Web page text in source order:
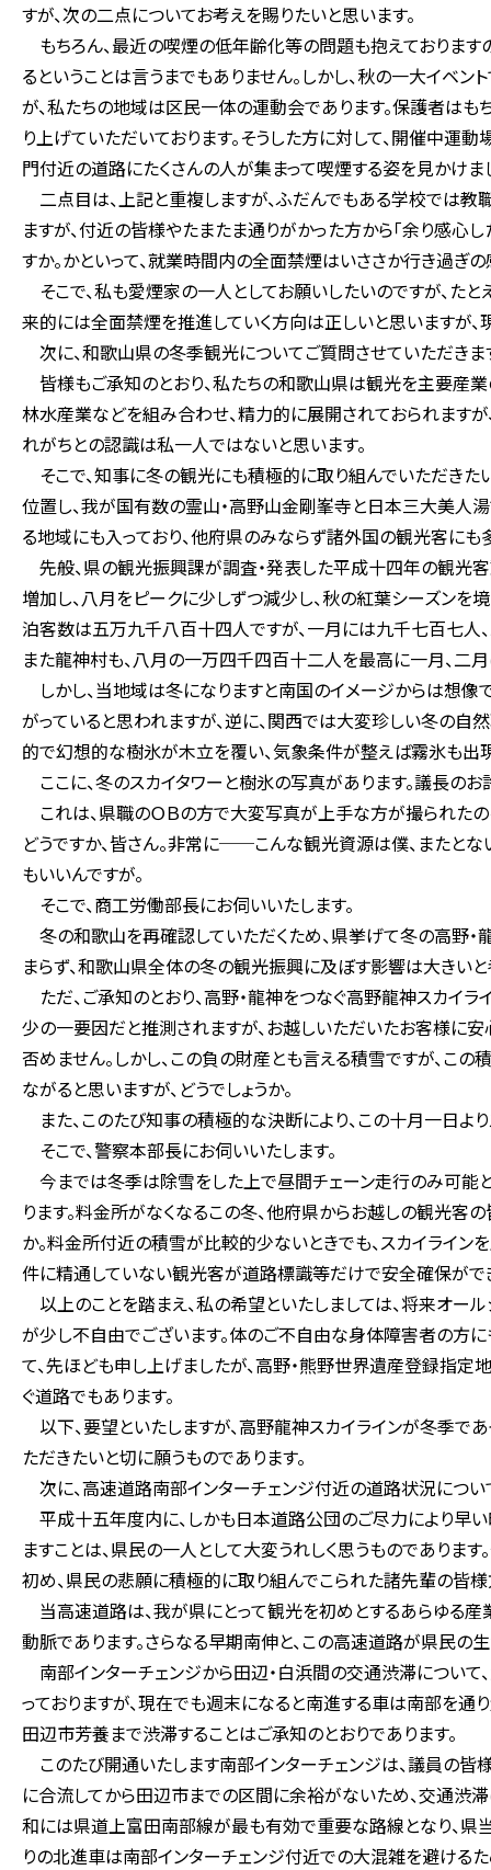
すが、次の二点についてお考えを賜りたいと思います。
もちろん、最近の喫煙の低年齢化等の問題も抱えておりま
るということは言うまでもありません。しかし、秋の一大イベ
が、私たちの地域は区民一体の運動会であります。保護者は
り上げていただいております。そうした方に対して、開催中運
門付近の道路にたくさんの人が集まって喫煙する姿を見かけま
二点目は、上記と重複しますが、ふだんでもある学校では
ますが、付近の皆様やたまたま通りがかった方から「余り感心
すか。かといって、就業時間内の全面禁煙はいささか行き過ぎ
そこで、私も愛煙家の一人としてお願いしたいのですが、た
来的には全面禁煙を推進していく方向は正しいと思いますが、
次に、和歌山県の冬季観光についてご質問させていただきま
皆様もご承知のとおり、私たちの和歌山県は観光を主要産
林水産業などを組み合わせ、精力的に展開されておられます
れがちとの認識は私一人ではないと思います。
そこで、知事に冬の観光にも積極的に取り組んでいただきた
位置し、我が国有数の霊山・高野山金剛峯寺と日本三大美人
る地域にも入っており、他府県のみならず諸外国の観光客にも
先般、県の観光振興課が調査・発表した平成十四年の観光
増加し、八月をピークに少しずつ減少し、秋の紅葉シーズンを
泊客数は五万九千八百十四人ですが、一月には九千七百七人
また龍神村も、八月の一万四千四百十二人を最高に一月、二
しかし、当地域は冬になりますと南国のイメージからは想
がっていると思われますが、逆に、関西では大変珍しい冬の自
的で幻想的な樹氷が木立を覆い、気象条件が整えば霧氷も出
ここに、冬のスカイタワーと樹氷の写真があります。議長の
これは、県職のＯＢの方で大変写真が上手な方が撮られた
どうですか、皆さん。非常に──こんな観光資源は僕、またと
もいいんですが。
そこで、商工労働部長にお伺いいたします。
冬の和歌山を再確認していただくため、県挙げて冬の高野・
まらず、和歌山県全体の冬の観光振興に及ぼす影響は大きいと
ただ、ご承知のとおり、高野・龍神をつなぐ高野龍神スカ
少の一要因だと推測されますが、お越しいただいたお客様に
否めません。しかし、この負の財産とも言える積雪ですが、こ
ながると思いますが、どうでしょうか。
また、このたび知事の積極的な決断により、この十月一日よ
そこで、警察本部長にお伺いいたします。
今までは冬季は除雪をした上で昼間チェーン走行のみ可能
ります。料金所がなくなるこの冬、他府県からお越しの観光
か。料金所付近の積雪が比較的少ないときでも、スカイライ
件に精通していない観光客が道路標識等だけで安全確保がで
以上のことを踏まえ、私の希望といたしましては、将来オー
が少し不自由でございます。体のご不自由な身体障害者の方
て、先ほども申し上げましたが、高野・熊野世界遺産登録指
ぐ道路でもあります。
以下、要望といたしますが、高野龍神スカイラインが冬季で
ただきたいと切に願うものであります。
次に、高速道路南部インターチェンジ付近の道路状況につい
平成十五年度内に、しかも日本道路公団のご尽力により早
ますことは、県民の一人として大変うれしく思うものであり
初め、県民の悲願に積極的に取り組んでこられた諸先輩の皆
当高速道路は、我が県にとって観光を初めとするあらゆる
動脈であります。さらなる早期南伸と、この高速道路が県民の
南部インターチェンジから田辺・白浜間の交通渋滞につい
っておりますが、現在でも週末になると南進する車は南部を
田辺市芳養まで渋滞することはご承知のとおりであります。
このたび開通いたします南部インターチェンジは、議員の皆
に合流してから田辺市までの区間に余裕がないため、交通渋
和には県道上富田南部線が最も有効で重要な路線となり、県
りの北進車は南部インターチェンジ付近での大混雑を避ける